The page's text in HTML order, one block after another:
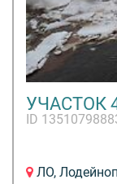
УЧАСТОК
ID
ЛО,